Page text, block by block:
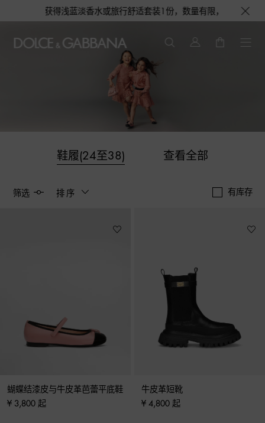
机会获得浅蓝淡香水或旅行舒适套装1份，数量有限，赠完即止。
鞋履(24至38) 查看全部
筛选 排序 有库存
蝴蝶结漆皮与牛皮革芭蕾平底鞋
¥ 3,800 起
牛皮革短靴
¥ 4,800 起